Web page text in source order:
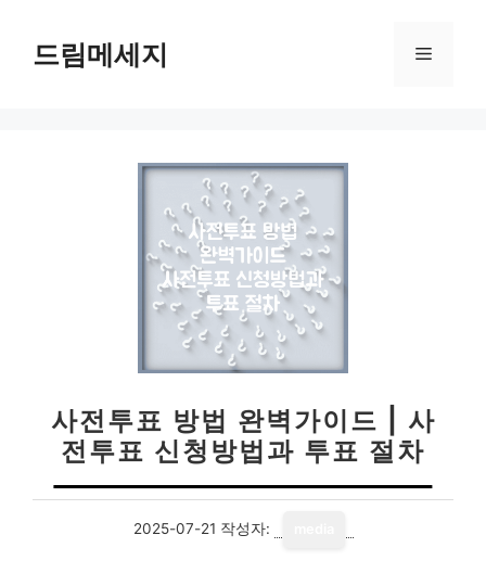
드림메세지 메
사전투표 방법 완벽가이드 | 사
전투표 신청방법과 투표 절차
2025-07-21 작성자: